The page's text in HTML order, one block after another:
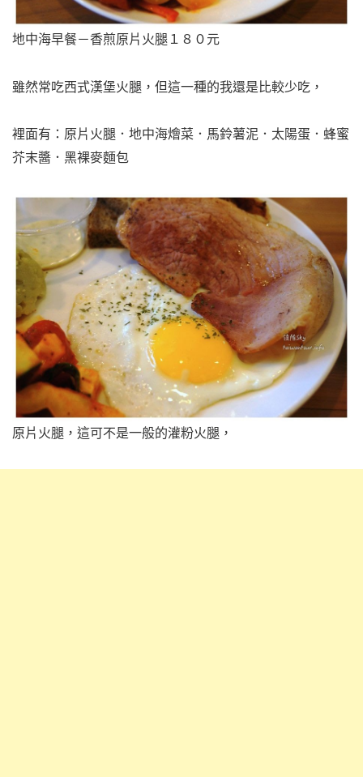
地中海早餐－香煎原片火腿１８０元
雖然常吃西式漢堡火腿， 但這一種的我還是比較少吃，
裡面有：原片火腿．地中海燴菜．馬鈴薯泥．太陽蛋．蜂蜜
芥末醬．黑裸麥麵包
原片火腿，這可不是一般的灌粉火腿，